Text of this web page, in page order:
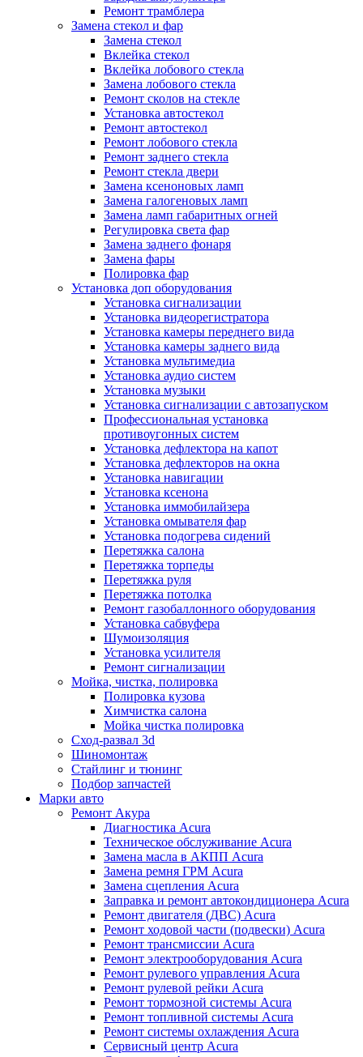
Ремонт трамблера
Замена стекол и фар
Замена стекол
Вклейка стекол
Вклейка лобового стекла
Замена лобового стекла
Ремонт сколов на стекле
Установка автостекол
Ремонт автостекол
Ремонт лобового стекла
Ремонт заднего стекла
Ремонт стекла двери
Замена ксеноновых ламп
Замена галогеновых ламп
Замена ламп габаритных огней
Регулировка света фар
Замена заднего фонаря
Замена фары
Полировка фар
Установка доп оборудования
Установка сигнализации
Установка видеорегистратора
Установка камеры переднего вида
Установка камеры заднего вида
Установка мультимедиа
Установка аудио систем
Установка музыки
Установка сигнализации с автозапуском
Профессиональная установка
противоугонных систем
Установка дефлектора на капот
Установка дефлекторов на окна
Установка навигации
Установка ксенона
Установка иммобилайзера
Установка омывателя фар
Установка подогрева сидений
Перетяжка салона
Перетяжка торпеды
Перетяжка руля
Перетяжка потолка
Ремонт газобаллонного оборудования
Установка сабвуфера
Шумоизоляция
Установка усилителя
Ремонт сигнализации
Мойка, чистка, полировка
Полировка кузова
Химчистка салона
Мойка чистка полировка
Сход-развал 3d
Шиномонтаж
Стайлинг и тюнинг
Подбор запчастей
Марки авто
Ремонт Акура
Диагностика Acura
Техническое обслуживание Acura
Замена масла в АКПП Acura
Замена ремня ГРМ Acura
Замена сцепления Acura
Заправка и ремонт автокондиционера Acura
Ремонт двигателя (ДВС) Acura
Ремонт ходовой части (подвески) Acura
Ремонт трансмиссии Acura
Ремонт электрооборудования Acura
Ремонт рулевого управления Acura
Ремонт рулевой рейки Acura
Ремонт тормозной системы Acura
Ремонт топливной системы Acura
Ремонт системы охлаждения Acura
Сервисный центр Acura